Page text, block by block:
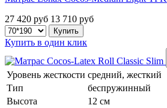
27 420 руб 13 710 руб
Купить в один клик
Уровень жесткости средний, жесткий
Тип
беспружинный
Высота
12 см